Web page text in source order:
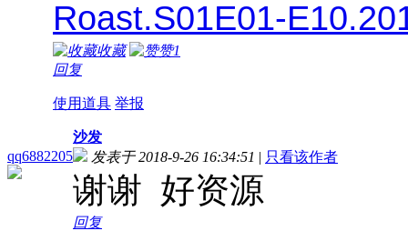
Roast.S01E01-
收藏 赞1
回复
使用道具 举报
qq6882205
沙发
发表于 2018-9-26 16:34:51 | 只看该作者
谢谢 好资源
回复